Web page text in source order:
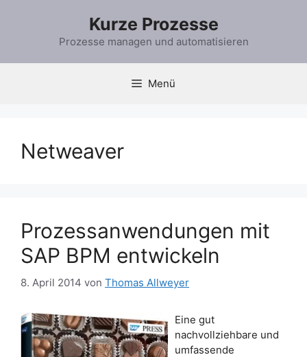
Kurze Prozesse
Prozesse managen und automatisieren
Menü
Netweaver
Prozessanwendungen mit
SAP BPM entwickeln
8. April 2014 von Thomas Allweyer
Eine gut
nachvollziehbare und
umfassende